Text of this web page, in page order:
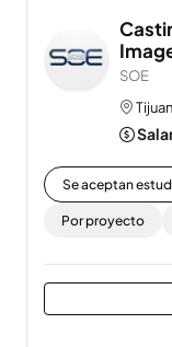
SOE
Se aceptan
Por proyecto